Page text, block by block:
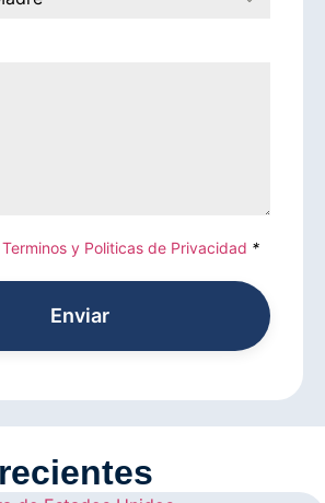
Terminos y Politicas de Privacidad *
Enviar